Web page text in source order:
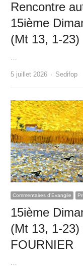
Rencontre
15ième
(Mt 13, 1-23)
5 juillet 2026 Author
Sedifop
Commentaires d'Evangile
15ième
(Mt 13, 1-
FOURNIER
…